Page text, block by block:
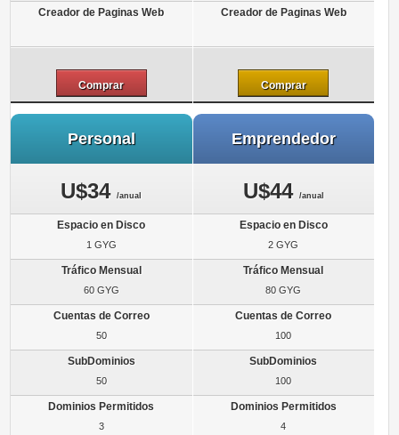
Comprar Comprar
Personal
U$34/anual
1 GYG
60 GYG
50
50
3
Emprendedor
U$44 /anual
2 GYG
80 GYG
100
100
4